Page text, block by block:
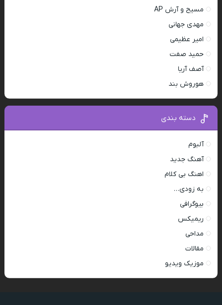
مسیح و آرش AP
مهدی جهانی
امیر عظیمی
حمید صفت
آصف آریا
هوروش بند
دسته بندی
آلبوم
آهنگ جدید
اهنگ بی کلام
به زودی…
بیوگرافی
ریمیکس
مداحی
مقالات
موزیک ویدیو